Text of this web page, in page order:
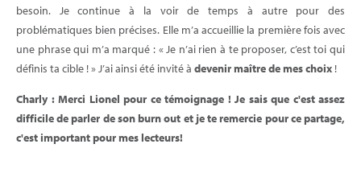
besoin. Je continue à la voir de temps à autre pour des
problématiques bien précises. Elle m’a accueillie la première fois avec
une phrase qui m’a marqué : « Je n’ai rien à te proposer, c’est toi qui
définis ta cible ! » J’ai ainsi été invité à devenir maître de mes choix !
Charly : Merci Lionel pour ce témoignage ! Je sais que c'est assez
difficile de parler de son burn out et je te remercie pour ce partage,
c'est important pour mes lecteurs!